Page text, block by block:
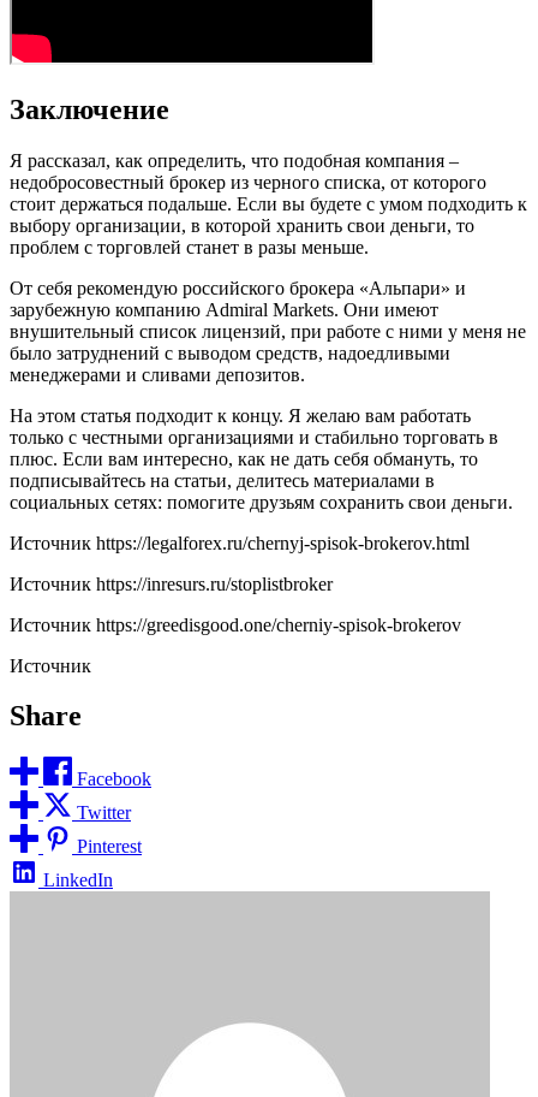
Заключение
Я рассказал, как определить, что подобная компания –
недобросовестный брокер из черного списка, от которого
стоит держаться подальше. Если вы будете с умом подходить к
выбору организации, в которой хранить свои деньги, то
проблем с торговлей станет в разы меньше.
От себя рекомендую российского брокера «Альпари» и
зарубежную компанию Admiral Markets. Они имеют
внушительный список лицензий, при работе с ними у меня не
было затруднений с выводом средств, надоедливыми
менеджерами и сливами депозитов.
На этом статья подходит к концу. Я желаю вам работать
только с честными организациями и стабильно торговать в
плюс. Если вам интересно, как не дать себя обмануть, то
подписывайтесь на статьи, делитесь материалами в
социальных сетях: помогите друзьям сохранить свои деньги.
Источник https://legalforex.ru/chernyj-spisok-brokerov.html
Источник https://inresurs.ru/stoplistbroker
Источник https://greedisgood.one/cherniy-spisok-brokerov
Источник
Share
Facebook
Twitter
Pinterest
LinkedIn